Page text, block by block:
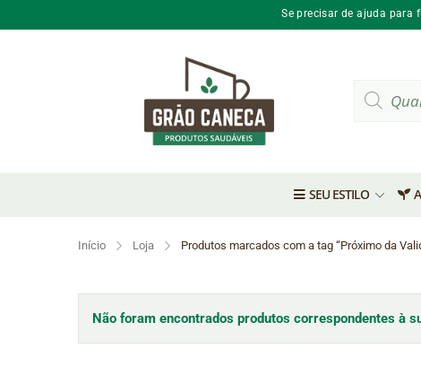
Se precisar de ajuda para
produtos
SEU ESTILO
Início Loja Produtos marcados com a tag “Próximo da
Não foram encontrados produtos correspondentes à